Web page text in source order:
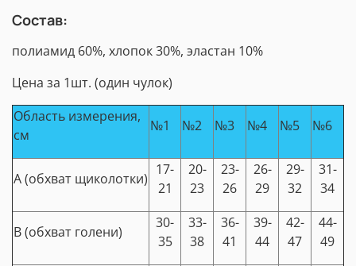
Состав:
полиамид 60%, хлопок 30%, эластан 10%
Цена за 1шт. (один чулок)
Область измерения,
см
№1 №2 №3 №4 №5 №6
А (обхват щиколотки)
17-
21
20-
23
23-
26
26-
29
29-
32
31-
34
В (обхват голени)
30-
35
33-
38
36-
41
39-
44
42-
47
44-
49